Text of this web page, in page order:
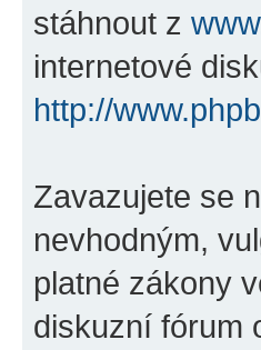
stáhnout z
internetové
http://
Zavazujete se
nevhodným,
platné zákony
diskuzní fórum